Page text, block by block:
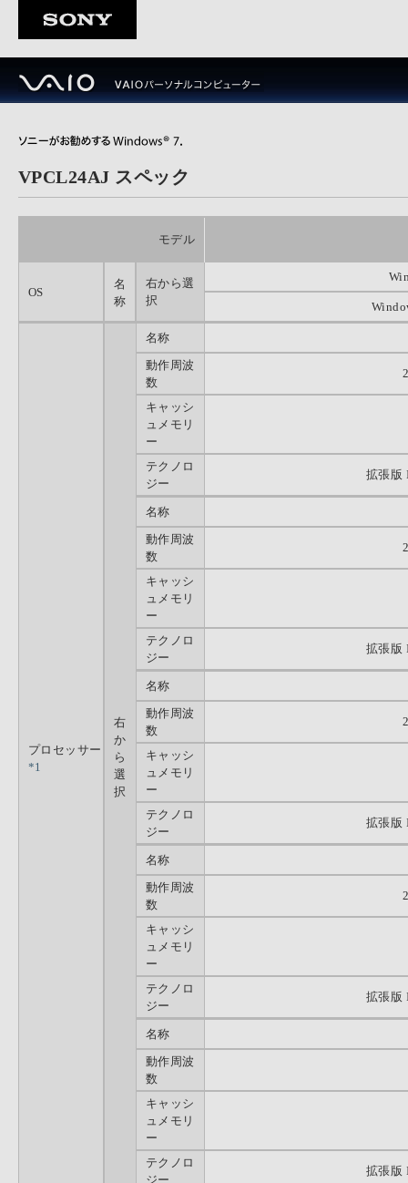
VPCL24AJ スペック
モデル
OS
名
称
右から選
択
プロセッサー
*1
右
か
ら
選
択
名称
動作周波
数
キャッシ
ュメモリ
ー
テクノロ
ジー
拡張版
名称
動作周波
数
キャッシ
ュメモリ
ー
テクノロ
ジー
拡張版
名称
動作周波
数
キャッシ
ュメモリ
ー
テクノロ
ジー
拡張版
名称
動作周波
数
キャッシ
ュメモリ
ー
テクノロ
ジー
拡張版
名称
動作周波
数
キャッシ
ュメモリ
ー
テクノロ
ジー
拡張版